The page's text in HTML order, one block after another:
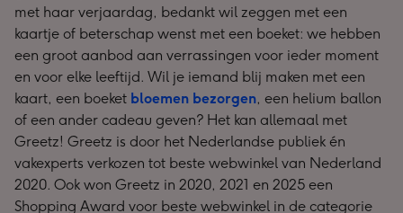
met haar verjaardag, bedankt wil zeggen met een
kaartje of beterschap wenst met een boeket: we hebben
een groot aanbod aan verrassingen voor ieder moment
en voor elke leeftijd. Wil je iemand blij maken met een
kaart, een boeket bloemen bezorgen, een helium ballon
of een ander cadeau geven? Het kan allemaal met
Greetz! Greetz is door het Nederlandse publiek én
vakexperts verkozen tot beste webwinkel van Nederland
2020. Ook won Greetz in 2020, 2021 en 2025 een
Shopping Award voor beste webwinkel in de categorie